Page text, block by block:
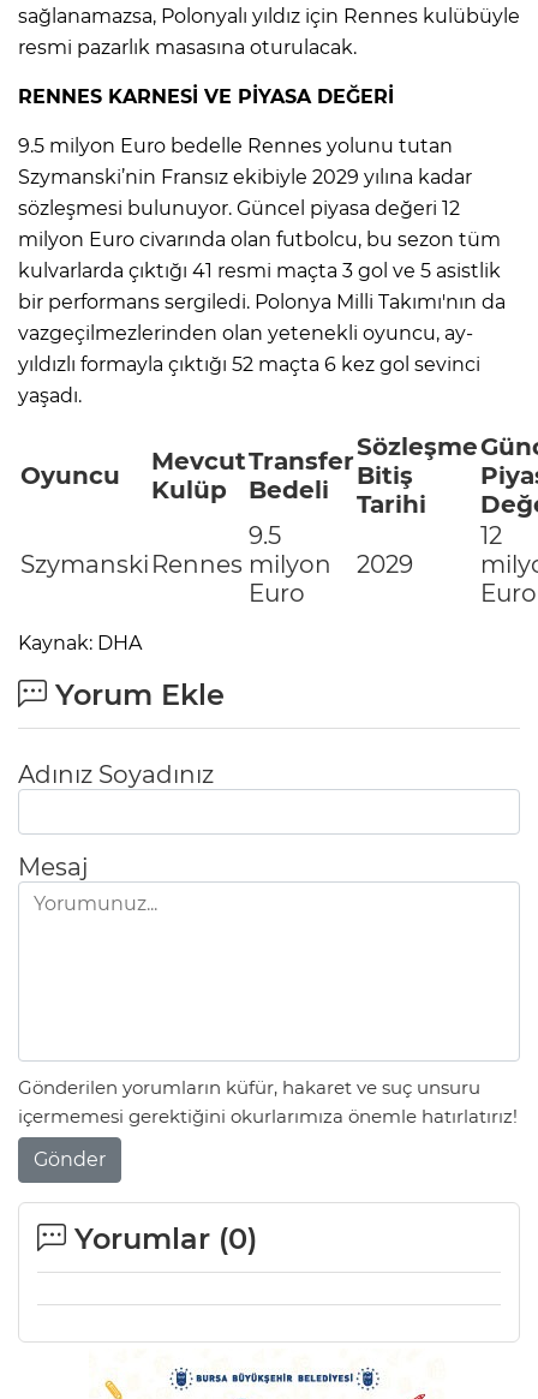
sağlanamazsa, Polonyalı yıldız için Rennes kulübüyle
resmi pazarlık masasına oturulacak.
RENNES KARNESİ VE PİYASA DEĞERİ
9.5 milyon Euro bedelle Rennes yolunu tutan
Szymanski’nin Fransız ekibiyle 2029 yılına kadar
sözleşmesi bulunuyor. Güncel piyasa değeri 12
milyon Euro civarında olan futbolcu, bu sezon tüm
kulvarlarda çıktığı 41 resmi maçta 3 gol ve 5 asistlik
bir performans sergiledi. Polonya Milli Takımı'nın da
vazgeçilmezlerinden olan yetenekli oyuncu, ay-
yıldızlı formayla çıktığı 52 maçta 6 kez gol sevinci
yaşadı.
Oyuncu
Mevcut
Kulüp
Transfer
Bedeli
Sözleşme
Bitiş
Tarihi
Szymanski Rennes
9.5
milyon
Euro
2029
12
Euro
Kaynak: DHA
Yorum Ekle
Adınız Soyadınız
Mesaj
Gönderilen yorumların küfür, hakaret ve suç unsuru
içermemesi gerektiğini okurlarımıza önemle hatırlatırız!
Gönder
Yorumlar (0)